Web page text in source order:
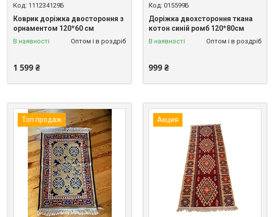
111234129Б
Коврик доріжка двостороння з
орнаментом 120*60 см
В наявності Оптом і в роздріб
1 599 ₴
015599Б
Доріжка двохстороння ткана
котон синій ромб 120*80см
В наявності Оптом і в роздріб
999 ₴
Топ продаж Акция